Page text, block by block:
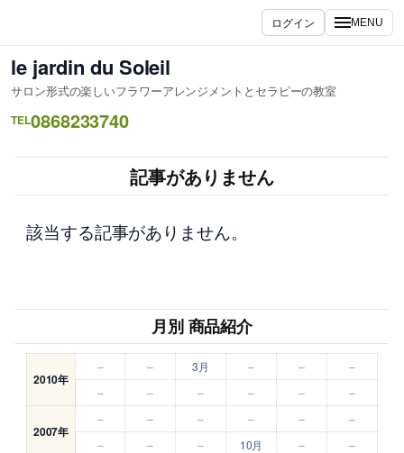
を
ス
キ
ッ
ログイン MENU
le jardin du Soleil
サロン形式の楽しいフラワーアレンジメントとセラピーの教室
TEL0868233740
記事がありません
該当する記事がありません。
月別 商品紹介
2010年
– – 3月 – –
–
–
– – – – –
2007年
– – – – –
–
–
– – 10月 – –